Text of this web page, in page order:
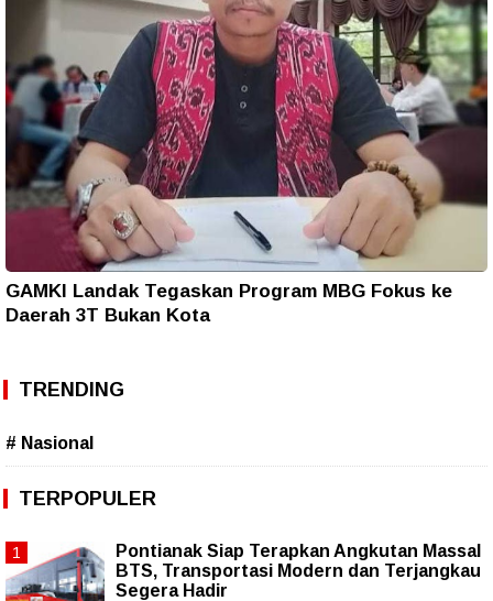
GAMKI Landak Tegaskan Program MBG Fokus ke
Daerah 3T Bukan Kota
TRENDING
# Nasional
TERPOPULER
Pontianak Siap Terapkan Angkutan Massal
BTS, Transportasi Modern dan Terjangkau
Segera Hadir